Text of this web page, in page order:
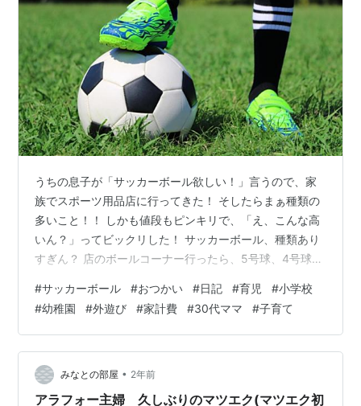
うちの息子が「サッカーボール欲しい！」言うので、家
族でスポーツ用品店に行ってきた！ そしたらまぁ種類の
多いこと！！ しかも値段もピンキリで、「え、こんな高
いん？」ってビックリした！ サッカーボール、種類あり
すぎん？ 店のボールコーナー行ったら、5号球、4号球、
ナイキ、ミカサ、モルテン…もう訳わからん！さらに
「試合球」「トレーニング用」とか書いてあって、素人
には違いがさっぱり分からん！ 息子は「かっこいいやつ
がいい！」って、デザインだけで選ぼうとするし、店員
さんに聞いたら「小学生は4号球が公式サイズですね」っ
て教えてくれた。ほな、4号球にしよか…
#サッカーボール #おつかい #日記 #育児 #小学校
#幼稚園 #外遊び #家計費 #30代ママ #子育て
みなとの部屋 • 2年前
アラフォー主婦 久しぶりのマツエク(マツエク初